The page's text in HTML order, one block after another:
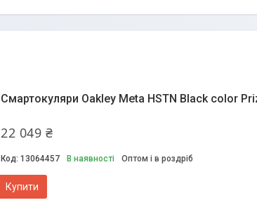
Смартокуляри Oakley Meta HSTN Black color
22 049 ₴
13064457 В наявності Оптом і в роздріб
Купити